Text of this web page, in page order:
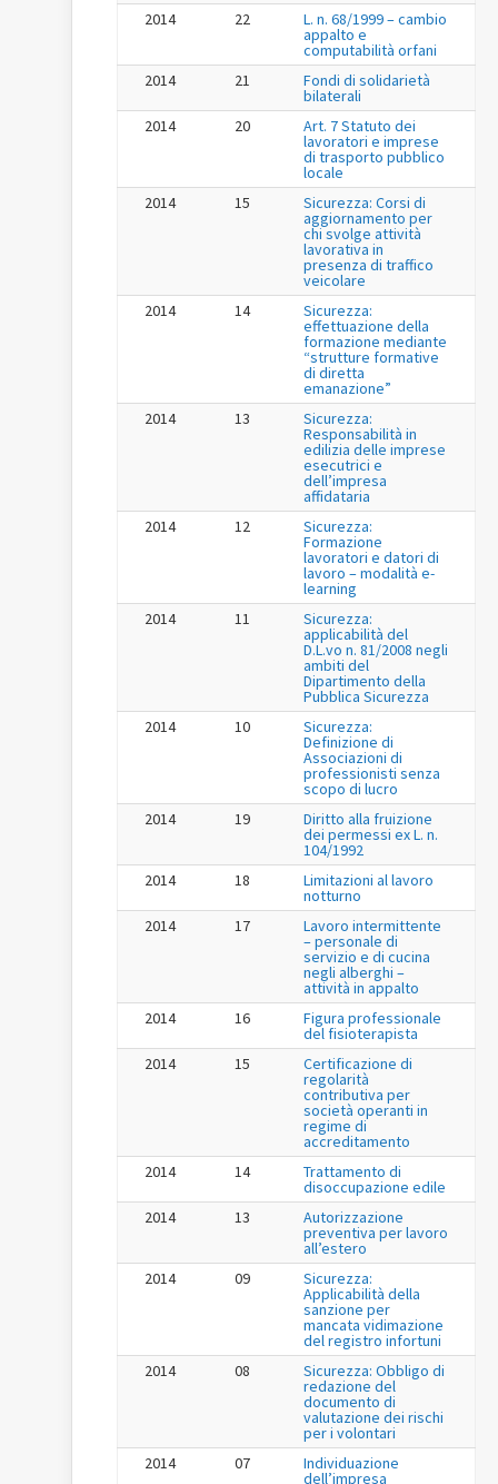
2014
22 L. n. 68/1999 – cambio
appalto e
computabilità orfani
2014
21 Fondi di solidarietà
bilaterali
2014
20 Art. 7 Statuto dei
lavoratori e imprese
di trasporto pubblico
locale
2014
15 Sicurezza: Corsi di
aggiornamento per
chi svolge attività
lavorativa in
presenza di traffico
veicolare
2014
14 Sicurezza:
effettuazione della
formazione mediante
“strutture formative
di diretta
emanazione”
2014
13 Sicurezza:
Responsabilità in
edilizia delle imprese
esecutrici e
dell’impresa
affidataria
2014
12 Sicurezza:
Formazione
lavoratori e datori di
lavoro – modalità e-
learning
2014
11 Sicurezza:
applicabilità del
D.L.vo n. 81/2008 negli
ambiti del
Dipartimento della
Pubblica Sicurezza
2014
10 Sicurezza:
Definizione di
Associazioni di
professionisti senza
scopo di lucro
2014
19 Diritto alla fruizione
dei permessi ex L. n.
104/1992
2014
18 Limitazioni al lavoro
notturno
2014
17 Lavoro intermittente
– personale di
servizio e di cucina
negli alberghi –
attività in appalto
2014
16 Figura professionale
del fisioterapista
2014
15 Certificazione di
regolarità
contributiva per
società operanti in
regime di
accreditamento
2014
14 Trattamento di
disoccupazione edile
2014
13 Autorizzazione
preventiva per lavoro
all’estero
2014
09 Sicurezza:
Applicabilità della
sanzione per
mancata vidimazione
del registro infortuni
2014
08 Sicurezza: Obbligo di
redazione del
documento di
valutazione dei rischi
per i volontari
2014
07 Individuazione
dell’impresa